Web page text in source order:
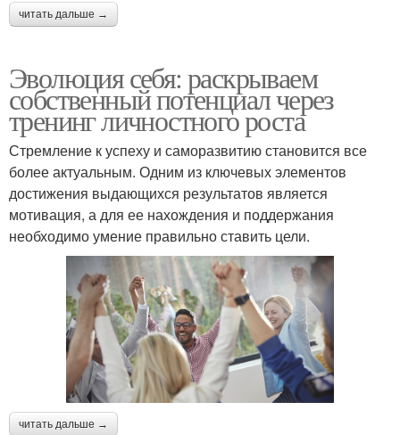
читать дальше →
Эволюция себя: раскрываем
собственный потенциал через
тренинг личностного роста
Стремление к успеху и саморазвитию становится все
более актуальным. Одним из ключевых элементов
достижения выдающихся результатов является
мотивация, а для ее нахождения и поддержания
необходимо умение правильно ставить цели.
читать дальше →